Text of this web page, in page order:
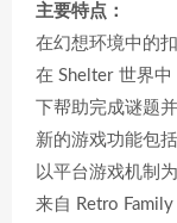
主要特点：
在幻想环境中的
在 Shelter 世界
下帮助完成谜题
新的游戏功能包
以平台游戏机制
来自 Retro Family